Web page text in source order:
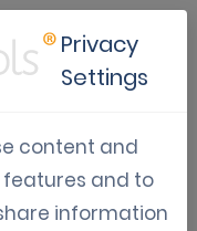
digital
interactiva que
Privacy
Settings
content and
and to
information